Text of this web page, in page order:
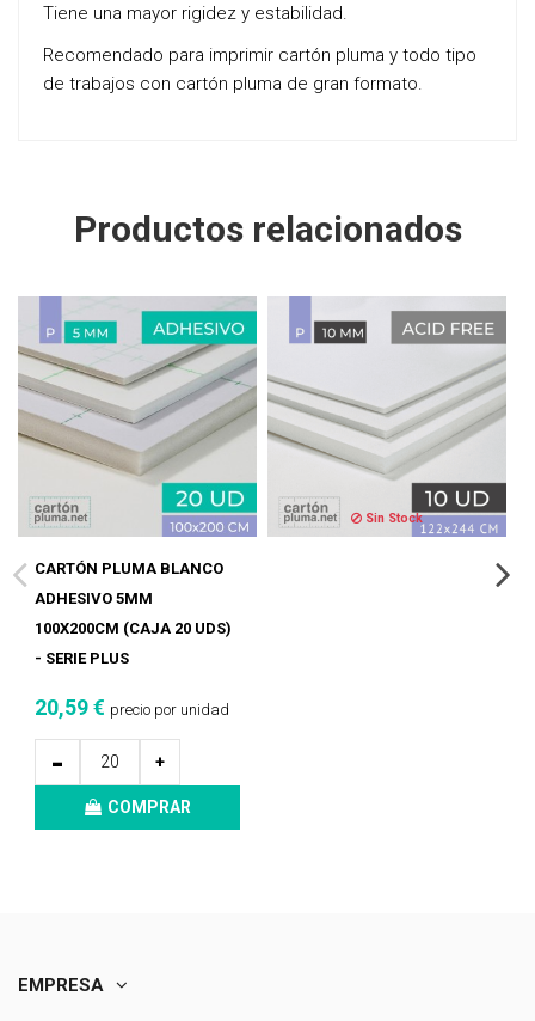
Tiene una mayor rigidez y estabilidad.
Recomendado para imprimir cartón pluma y todo tipo
de trabajos con cartón pluma de gran formato.
Productos relacionados
CARTÓN PLUMA BLANCO
ADHESIVO 5MM
100X200CM (CAJA 20 UDS)
- SERIE PLUS
20,59 € precio por unidad
+
-
COMPRAR
Sin Stock
EMPRESA